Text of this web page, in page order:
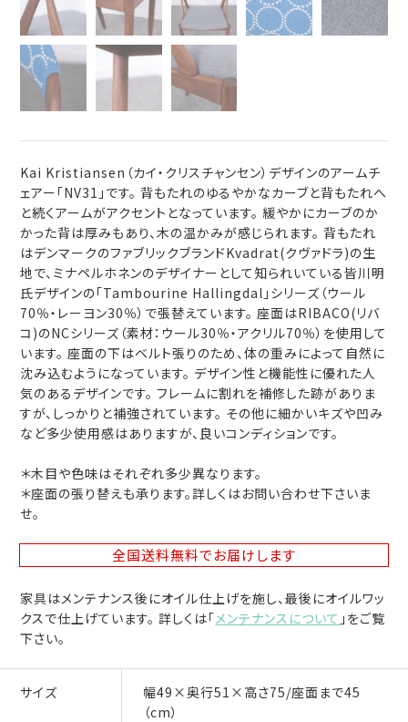
Kai Kristiansen（カイ・クリスチャンセン）デザインのアームチ
ェアー「NV31」です。 背もたれのゆるやかなカーブと背もたれへ
と続くアームがアクセントとなっています。 緩やかにカーブのか
かった背は厚みもあり、木の温かみが感じられます。 背もたれ
はデンマークのファブリックブランドKvadrat(クヴァドラ)の生
地で、ミナペルホネンのデザイナーとして知られいている皆川明
氏デザインの「Tambourine Hallingdal」シリーズ（ウール
70％・レーヨン30％）で張替えています。 座面はRIBACO(リバ
コ)のNCシリーズ（素材：ウール30％・アクリル70％）を使用して
います。 座面の下はベルト張りのため、体の重みによって自然に
沈み込むようになっています。 デザイン性と機能性に優れた人
気のあるデザインです。 フレームに割れを補修した跡がありま
すが、しっかりと補強されています。 その他に細かいキズや凹み
など多少使用感はありますが、良いコンディションです。
＊木目や色味はそれぞれ多少異なります。
＊座面の張り替えも承ります。詳しくはお問い合わせ下さいま
せ。
全国送料無料でお届けします
家具はメンテナンス後にオイル仕上げを施し、最後にオイルワッ
クスで仕上げています。 詳しくは「メンテナンスについて 」をご覧
下さい。
サイズ
幅49×奥行51×高さ75/座面まで45
（cm）